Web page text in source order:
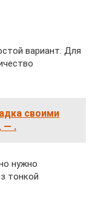
вариант. Для
своими
— .
нужно
тонкой